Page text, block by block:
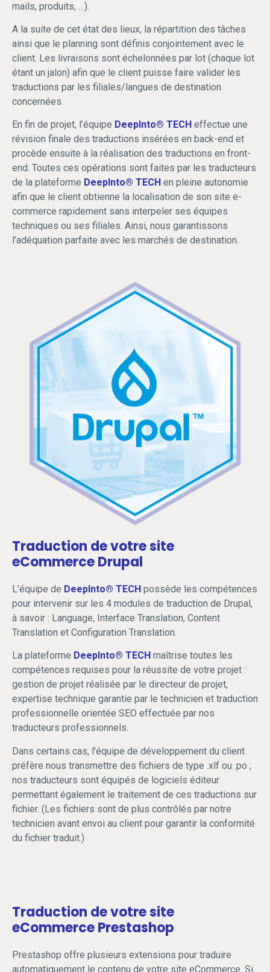
mails, produits, …).
A la suite de cet état des lieux, la répartition des tâches
ainsi que le planning sont définis conjointement avec le
client. Les livraisons sont échelonnées par lot (chaque lot
étant un jalon) afin que le client puisse faire valider les
traductions par les filiales/langues de destination
concernées.
En fin de projet, l’équipe DeepInto® TECH effectue une
révision finale des traductions insérées en back-end et
procède ensuite à la réalisation des traductions en front-
end. Toutes ces opérations sont faites par les traducteurs
de la plateforme DeepInto® TECH en pleine autonomie
afin que le client obtienne la localisation de son site e-
commerce rapidement sans interpeler ses équipes
techniques ou ses filiales. Ainsi, nous garantissons
l’adéquation parfaite avec les marchés de destination.
Traduction de votre site
eCommerce Drupal
L’équipe de DeepInto® TECH possède les compétences
pour intervenir sur les 4 modules de traduction de Drupal,
à savoir : Language, Interface Translation, Content
Translation et Configuration Translation.
La plateforme DeepInto® TECH maîtrise toutes les
compétences requises pour la réussite de votre projet :
gestion de projet réalisée par le directeur de projet,
expertise technique garantie par le technicien et traduction
professionnelle orientée SEO effectuée par nos
traducteurs professionnels.
Dans certains cas, l’équipe de développement du client
préfère nous transmettre des fichiers de type .xlf ou .po ;
nos traducteurs sont équipés de logiciels éditeur
permettant également le traitement de ces traductions sur
fichier. (Les fichiers sont de plus contrôlés par notre
technicien avant envoi au client pour garantir la conformité
du fichier traduit.)
Traduction de votre site
eCommerce Prestashop
Prestashop offre plusieurs extensions pour traduire
automatiquement le contenu de votre site eCommerce. Si